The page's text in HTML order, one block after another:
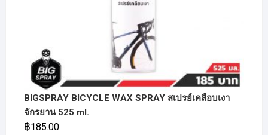
BIGSPRAY BICYCLE WAX SPRAY สเปรย์เคลือบเงา
จักรยาน 525 ml.
฿185.00